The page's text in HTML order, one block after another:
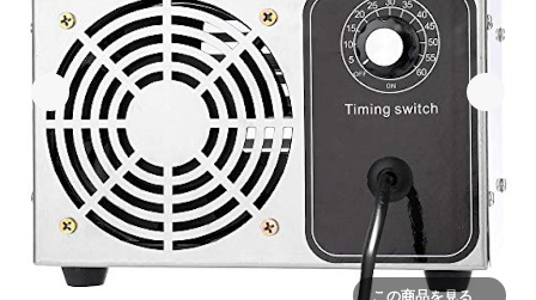
この商品を見る